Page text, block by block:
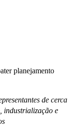
planejamento
de cerca
industrialização e